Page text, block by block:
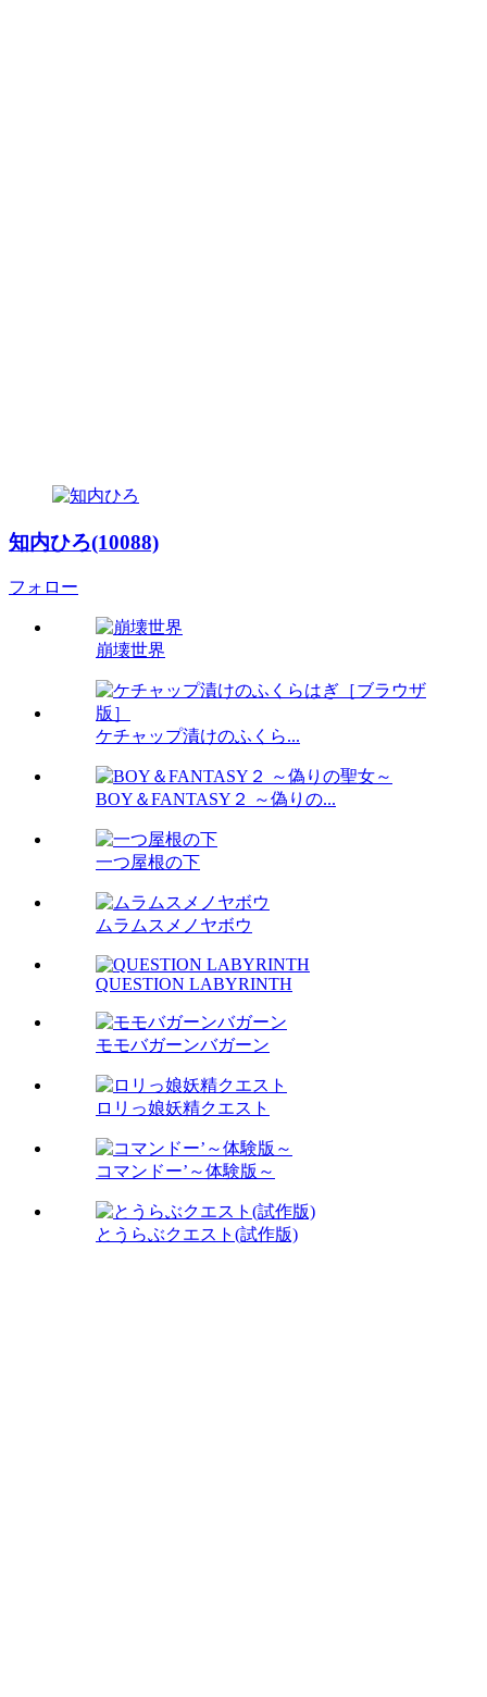
知内ひろ(10088)
フォロー
崩壊世界
ケチャップ漬けのふくら...
BOY＆FANTASY２ ～偽りの...
一つ屋根の下
ムラムスメノヤボウ
QUESTION LABYRINTH
モモバガーンバガーン
ロリっ娘妖精クエスト
コマンドー’～体験版～
とうらぶクエスト(試作版)